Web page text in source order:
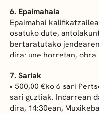
6. Epaimahaia
Epaimahai
osatuko dute,
bertaratutako
dira: une horretan, obra
7. Sariak
• 500,00 €ko 6 sari
sari guztiak. Indarrean
dira, 14:30ean,